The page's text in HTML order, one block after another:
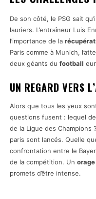
De son côté, le PSG sait
lauriers. L’entraîneur Luis
l’importance de la
Paris comme à Munich,
deux géants du football
UN REGARD VERS
Alors que tous les yeux
questions fusent : lequel
de la Ligue des Champions
paris sont lancés. Quelle
confrontation entre le
de la compétition. Un orage
promets d’être intense.